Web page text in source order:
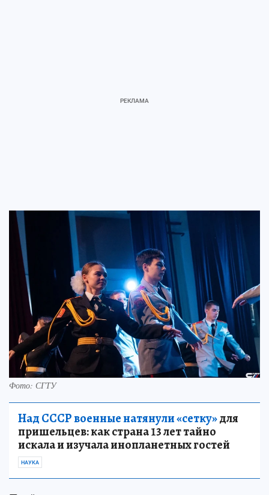
Фото: СГТУ
Над СССР военные натянули «сетку»для
пришельцев: как страна 13 лет тайно
искала и изучала инопланетных гостей
НАУКА